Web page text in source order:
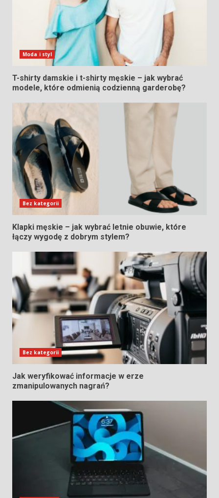
Moda i styl
T-shirty damskie i t-shirty męskie – jak wybrać
modele, które odmienią codzienną garderobę?
Bez kategorii
Klapki męskie – jak wybrać letnie obuwie, które
łączy wygodę z dobrym stylem?
Bez kategorii
Jak weryfikować informacje w erze
zmanipulowanych nagrań?